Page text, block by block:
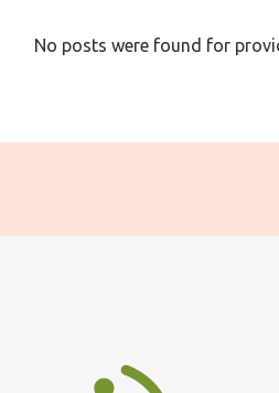
No posts were found for